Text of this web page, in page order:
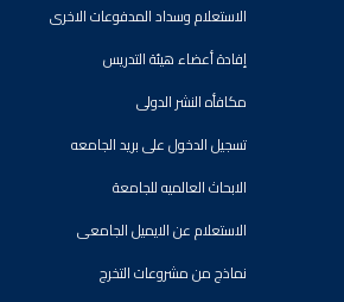
الاستعلام وسداد المدفوعات الاخرى
إفادة أعضاء هيئة التدريس
مكافأه النشر الدولى
تسجيل الدخول على بريد الجامعه
الابحاث العالميه للجامعة
الاستعلام عن الايميل الجامعى
نماذج من مشروعات التخرج